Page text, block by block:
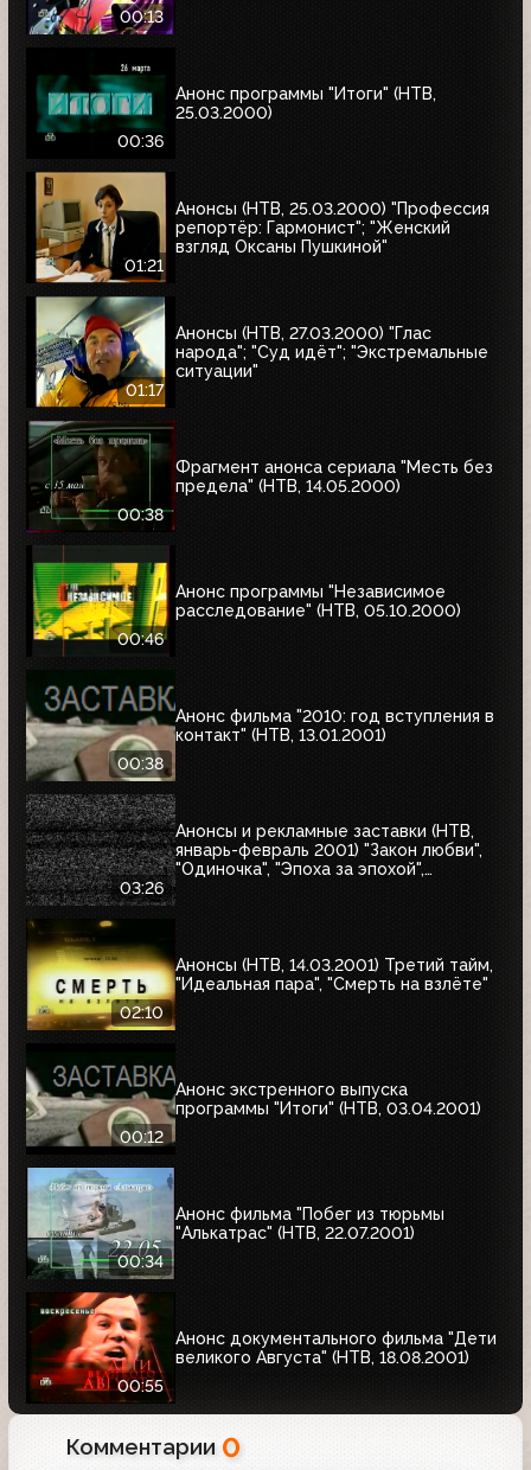
00:13
00:36
Анонс программы "Итоги" (НТВ,
25.03.2000)
01:21
Анонсы (НТВ, 25.03.2000) "Профессия
репортёр: Гармонист"; "Женский
взгляд Оксаны Пушкиной"
01:17
Анонсы (НТВ, 27.03.2000) "Глас
народа"; "Суд идёт"; "Экстремальные
ситуации"
00:38
Фрагмент анонса сериала "Месть без
предела" (НТВ, 14.05.2000)
00:46
Анонс программы "Независимое
расследование" (НТВ, 05.10.2000)
00:38
Анонс фильма "2010: год вступления в
контакт" (НТВ, 13.01.2001)
03:26
Анонсы и рекламные заставки (НТВ,
январь-февраль 2001) "Закон любви",
"Одиночка", "Эпоха за эпохой",
02:10
Анонсы (НТВ, 14.03.2001) Третий тайм,
"Идеальная пара", "Смерть на взлёте"
00:12
Анонс экстренного выпуска
программы "Итоги" (НТВ, 03.04.2001)
00:34
Анонс фильма "Побег из тюрьмы
"Алькатрас" (НТВ, 22.07.2001)
00:55
Анонс документального фильма "Дети
великого Августа" (НТВ, 18.08.2001)
Комментарии 0